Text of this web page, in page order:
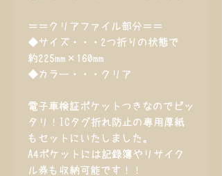
＝＝クリアファイル部分＝＝
◆サイズ・・・2つ折りの状態で
約225mm×160mm
◆カラー・・・クリア
電子車検証ポケットつきなのでピッ
タリ！ICタグ折れ防止の専用厚紙
もセットにいたしました。
A4ポケットには記録簿やリサイク
ル券も収納可能です！！